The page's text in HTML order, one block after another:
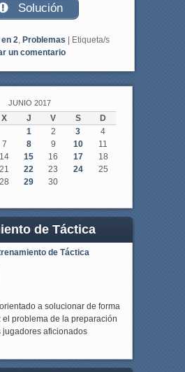
Solución
en 2, Problemas
Etiqueta/s
un comentario
JUNIO 2017
X J V S
D
1
2 3
4
7 8 9 10
11
14 15 16 17
18
21 22 23 24
25
28 29
30
de Táctica
a solucionar de forma
el problema de la preparación
jugadores aficionados